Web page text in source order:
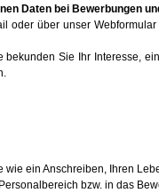
Daten bei Bewerbungen
oder über unser
Sie Ihr Interesse,
ein Anschreiben, Ihren
bzw. in das